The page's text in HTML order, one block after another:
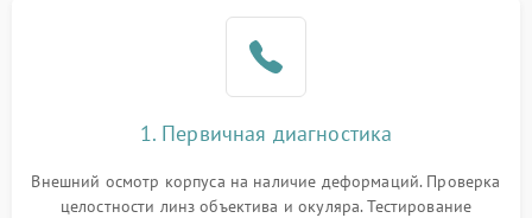
1. Первичная диагностика
Внешний осмотр корпуса на наличие деформаций. Проверка
целостности линз объектива и окуляра. Тестирование